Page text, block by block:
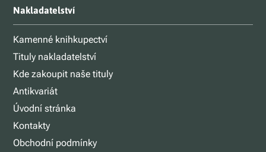
Nakladatelství
Kamenné knihkupectví
Tituly nakladatelství
Kde zakoupit naše tituly
Antikvariát
Úvodní stránka
Kontakty
Obchodní podmínky